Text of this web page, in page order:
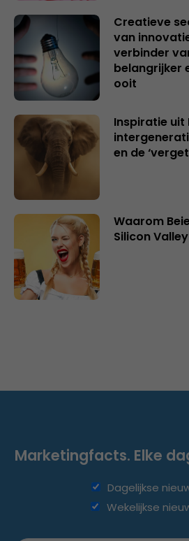
Creatieve
van
verbinder
belangrijker
ooit
Inspiratie uit
en de
Waarom
Silicon Valley
Marketingfacts. Elke
Dagelijkse
Wekelijkse